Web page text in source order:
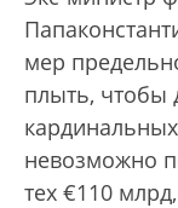
мер
плыть, чтобы
невозможно
тех €110